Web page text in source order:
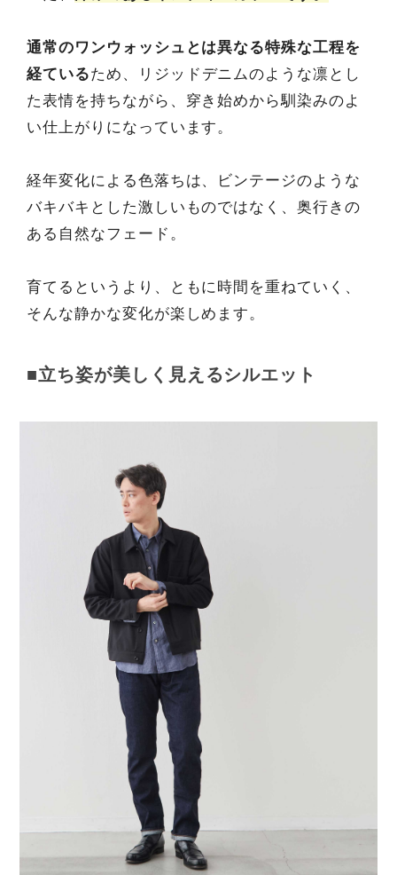
通常のワンウォッシュとは異なる特殊な工程を
経ているため、リジッドデニムのような凛とし
た表情を持ちながら、穿き始めから馴染みのよ
い仕上がりになっています。
経年変化による色落ちは、ビンテージのような
バキバキとした激しいものではなく、奥行きの
ある自然なフェード。
育てるというより、ともに時間を重ねていく、
そんな静かな変化が楽しめます。
■立ち姿が美しく見えるシルエット